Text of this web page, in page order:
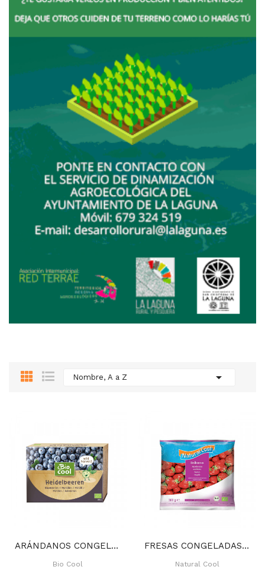
Nombre, A a Z 
ARÁNDANOS CONGELADO 300 GR
Bio Cool
FRESAS CONGELADAS 300 GR
Natural Cool